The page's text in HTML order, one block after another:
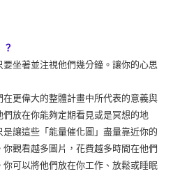
坐著並注視他們幾分鐘。讓你的心思
更偉大的整體計畫中所代表的意義與
放在你能夠定期看見或是冥想的地
讓這些「能量催化圖」盡量靠近你的
觀看越多圖片，花費越多時間在他們
你可以將他們放在你工作、放鬆或睡眠